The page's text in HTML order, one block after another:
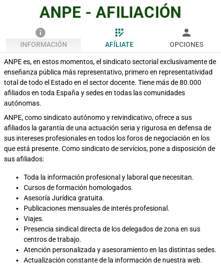
ANPE - AFILIACIÓN
info
INFORMACIÓN
app_registration
AFÍLIATE
person
OPCIONES
ANPE es, en estos momentos, el sindicato sectorial exclusivamente de
enseñanza pública más representativo, primero en representatividad
total de todo el Estado en el sector docente. Tiene más de 80.000
afiliados en toda España y sedes en todas las comunidades
autónomas.
ANPE, como sindicato autónomo y reivindicativo, ofrece a sus
afiliados la garantía de una actuación seria y rigurosa en defensa de
sus intereses profesionales en todos los foros de negociación en los
que está presente. Como sindicato de servicios, pone a disposición de
sus afiliados:
Toda la información profesional y laboral que necesitan.
Cursos de formación homologados.
Asesoría Jurídica gratuita.
Publicaciones mensuales de interés profesional.
Viajes.
Presencia sindical directa de los delegados de zona en sus
centros de trabajo.
Atención personalizada y asesoramiento en las distintas sedes.
Actualización constante de la información de nuestra web.